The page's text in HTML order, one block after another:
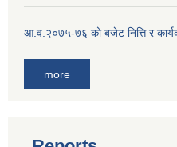
आ.व.२०७५-७६ को बजेट नित्ति र
more